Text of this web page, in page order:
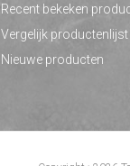
Recent bekeken
Vergelijk productenlijst
Nieuwe producten